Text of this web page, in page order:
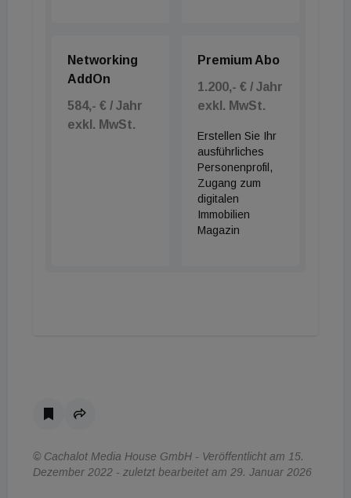
Networking
AddOn
584,- € / Jahr
exkl. MwSt.
Premium Abo
1.200,- € / Jahr
exkl. MwSt.
Erstellen Sie Ihr
ausführliches
Personenprofil,
Zugang zum
digitalen
Immobilien
Magazin
© Cachalot Media House GmbH - Veröffentlicht am 15.
Dezember 2022 - zuletzt bearbeitet am 29. Januar 2026